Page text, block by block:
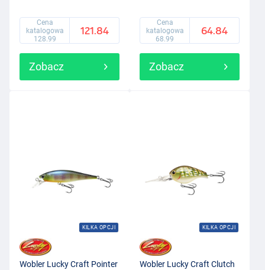
Cena
katalogowa
128.99
121.84
Zobacz
Cena
katalogowa
68.99
64.84
Zobacz
KILKA OPCJI
Wobler Lucky Craft Pointer
KILKA OPCJI
Wobler Lucky Craft Clutch